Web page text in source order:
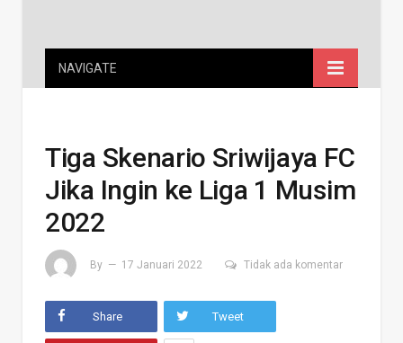
NAVIGATE
Tiga Skenario Sriwijaya FC
Jika Ingin ke Liga 1 Musim
2022
By 17 Januari 2022 Tidak ada komentar
Share Tweet